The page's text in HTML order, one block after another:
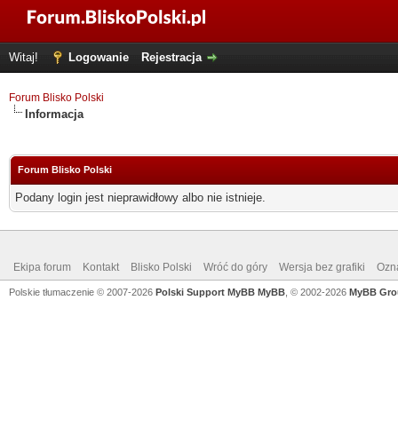
Witaj! Logowanie Rejestracja
Forum Blisko Polski
Informacja
Forum Blisko Polski
Podany login jest nieprawidłowy albo nie istnieje.
Ekipa forum Kontakt Blisko Polski Wróć do góry Wersja bez grafiki
Polskie tłumaczenie © 2007-2026 Polski Support MyBB MyBB , © 2002-2026 MyBB